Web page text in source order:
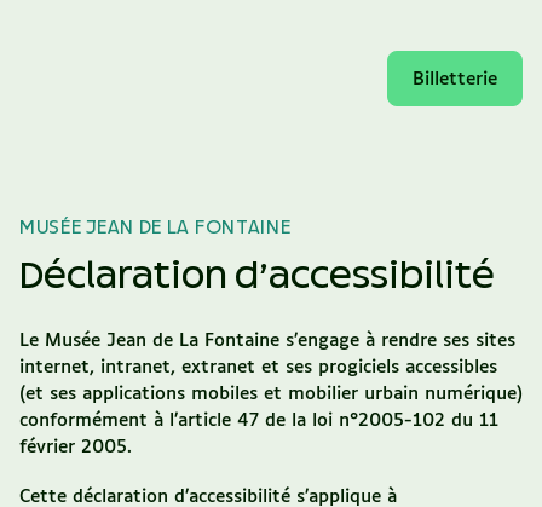
Billetterie
MUSÉE JEAN DE LA FONTAINE
Déclaration d’accessibilité
Le Musée Jean de La Fontaine s’engage à rendre ses sites
internet, intranet, extranet et ses progiciels accessibles
(et ses applications mobiles et mobilier urbain numérique)
conformément à l’article 47 de la loi n°2005-102 du 11
février 2005.
Cette déclaration d’accessibilité s’applique à